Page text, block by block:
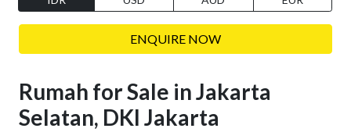
ENQUIRE NOW
Rumah for Sale in Jakarta
Selatan, DKI Jakarta